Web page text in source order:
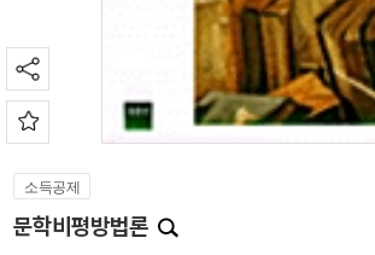
소득공제
문학비평방법론